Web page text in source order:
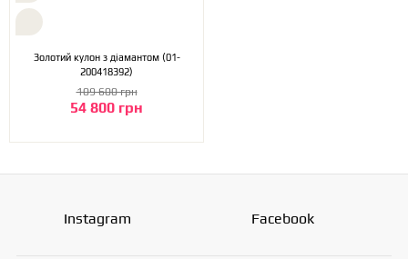
Золотий кулон з діамантом (01-
200418392)
54 800 грн
109 600 грн
Instagram Facebook